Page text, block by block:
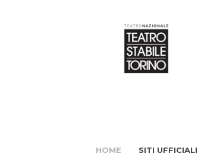
HOME SITI UFFICIALI